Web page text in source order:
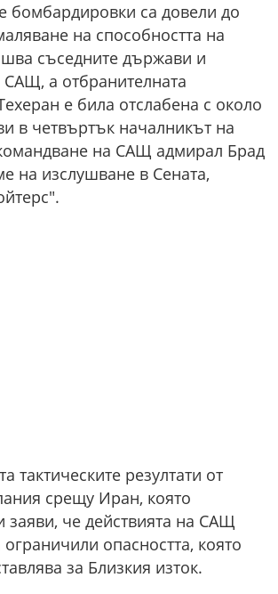
бомбардировки са довели до
на способността на
съседните държави и
САЩ, а отбранителната
е била отслабена с около
в четвъртък началникът на
на САЩ адмирал Брад
на изслушване в Сената,
тактическите резултати от
срещу Иран, която
заяви, че действията на САЩ
опасността, която
за Близкия изток.